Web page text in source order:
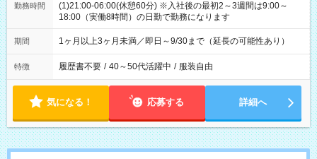
勤務時間
(1)21:00-06:00(休憩60分) ※入社後の最初2～3週間は9:00～
18:00（実働8時間）の日勤で勤務になります
期間 1ヶ月以上3ヶ月未満／即日～9/30まで（延長の可能性あり）
特徴 履歴書不要 / 40～50代活躍中 / 服装自由
気になる！ 応募する 詳細へ